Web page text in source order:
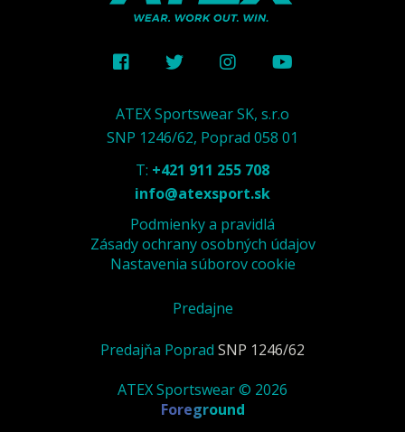
ATEX Sportswear SK, s.r.o
SNP 1246/62, Poprad 058 01
T: +421 911 255 708
info@atexsport.sk
Podmienky a pravidlá
Zásady ochrany osobných údajov
Nastavenia súborov cookie
Predajne
Predajňa Poprad SNP 1246/62
ATEX Sportswear © 2026
Foreground